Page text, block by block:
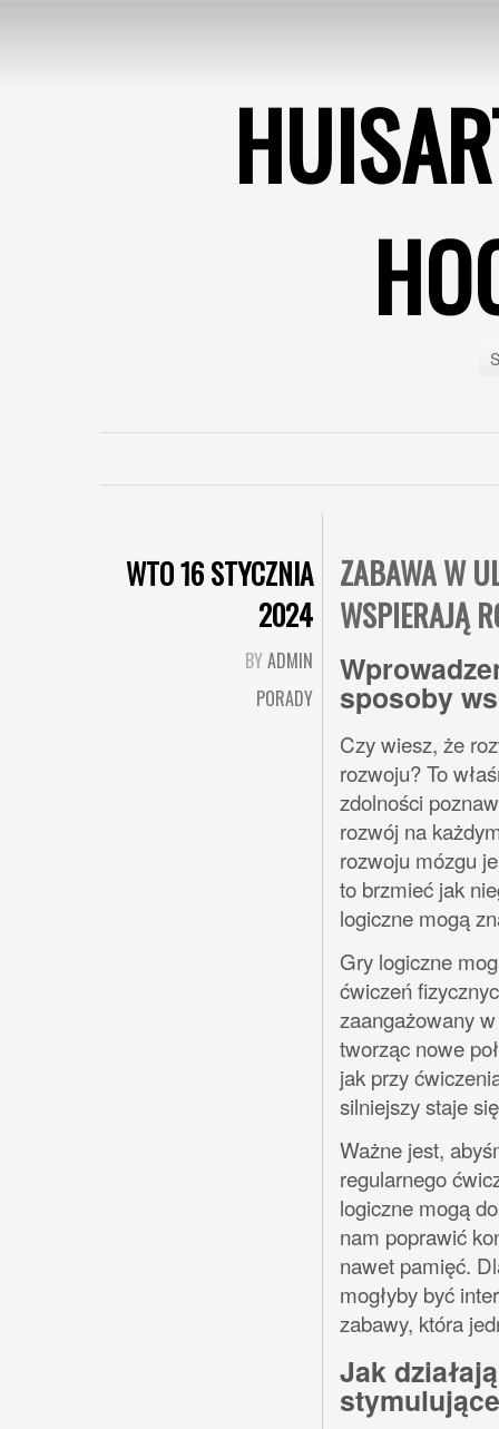
WTO 16 STYCZNIA
2024
BYADMIN
PORADY
ZABAWA W
WSPIERAJĄ
sposoby
Czy wiesz, że
rozwoju? To
zdolności
rozwój na
rozwoju mózgu
to brzmieć jak
logiczne mogą
Gry logiczne
ćwiczeń
zaangażowany
tworząc nowe
jak przy
silniejszy staje
Ważne jest,
regularnego
logiczne mogą
nam poprawić
nawet pamięć.
mogłyby być
zabawy, która
Jak